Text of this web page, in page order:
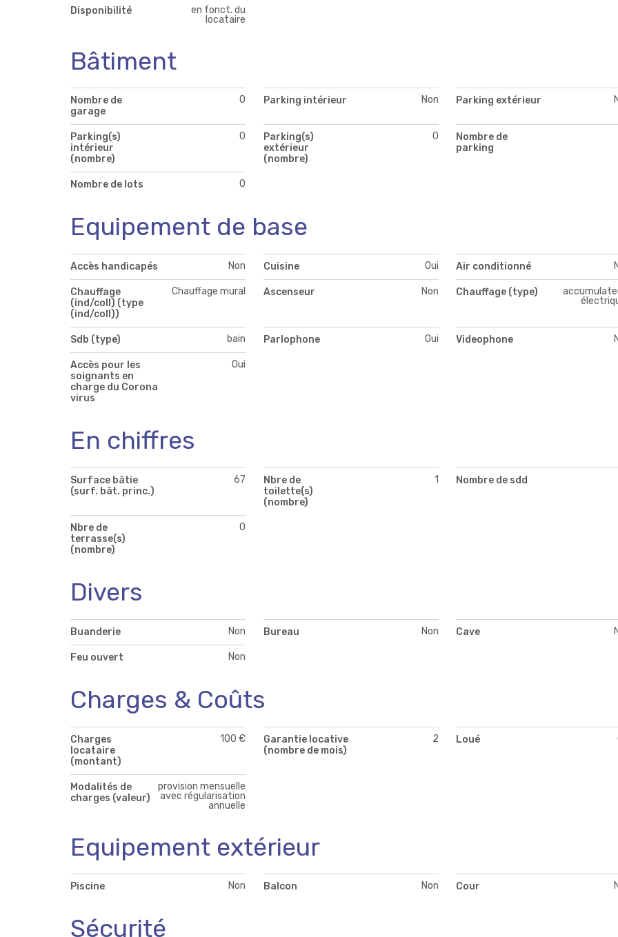
Disponibilité
en fonct. du
locataire
Bâtiment
Nombre de
garage
0 Parking intérieur Non Parking extérieur
Parking(s)
intérieur
(nombre)
0
Parking(s)
extérieur
(nombre)
0
Nombre de
parking
Nombre de lots 0
Equipement de base
Accès handicapés Non Cuisine Oui Air conditionné
Chauffage
(ind/coll) (type
(ind/coll))
Chauffage mural Ascenseur Non Chauffage (type)
Sdb (type) bain Parlophone Oui Videophone
Accès pour les
soignants en
charge du Corona
virus
Oui
En chiffres
Surface bâtie
(surf. bât. princ.)
67
Nbre de
toilette(s)
(nombre)
1 Nombre de sdd
Nbre de
terrasse(s)
(nombre)
0
Divers
Buanderie Non Bureau Non Cave
Feu ouvert Non
Charges & Coûts
Charges
locataire
(montant)
100 €
Garantie locative
(nombre de mois)
2 Loué
Modalités de
charges (valeur)
provision mensuelle
avec régularisation
annuelle
Equipement extérieur
Piscine Non Balcon Non Cour
Sécurité